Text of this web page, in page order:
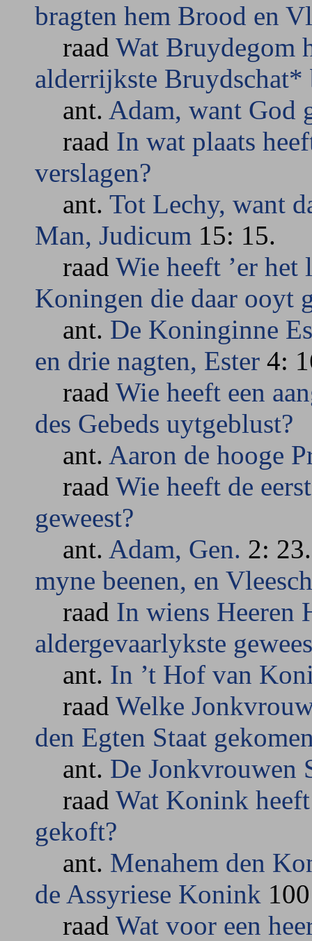
bragten hem Brood en
raad Wat Bruydegom
alderrijkste Bruydschat*
ant. Adam, want God
raad In wat plaats
verslagen?
ant. Tot Lechy, want
Man, Judicum 15: 15.
raad Wie heeft ’er het
Koningen die daar ooyt
ant. De Koninginne
en drie nagten, Ester 4:
raad Wie heeft een
des Gebeds uytgeblust?
ant. Aaron de hooge
raad Wie heeft de
geweest?
ant. Adam, Gen. 2:
myne beenen, en
raad In wiens Heeren
aldergevaarlykste
ant. In ’t Hof van
raad Welke
den Egten Staat
ant. De Jonkvrouwen
raad Wat Konink
gekoft?
ant. Menahem den
de Assyriese Konink
raad Wat voor een